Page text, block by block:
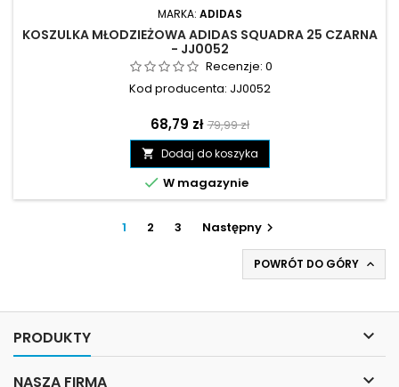
MARKA: ADIDAS
KOSZULKA MŁODZIEŻOWA ADIDAS SQUADRA 25 CZARNA
- JJ0052
Recenzje: 0
Kod producenta: JJ0052
Cena
68,79 zł Cena
podstawowa
79,99 zł
 Dodaj do koszyka
 W magazynie
1 2 3 Następny
POWRÓT DO GÓRY 
PRODUKTY 
NASZA FIRMA 